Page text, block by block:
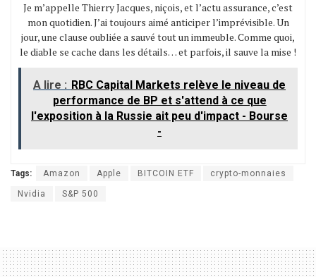
Je m’appelle Thierry Jacques, niçois, et l’actu assurance, c’est
mon quotidien. J’ai toujours aimé anticiper l’imprévisible. Un
jour, une clause oubliée a sauvé tout un immeuble. Comme quoi,
le diable se cache dans les détails… et parfois, il sauve la mise !
A lire : RBC Capital Markets relève le niveau de
performance de BP et s'attend à ce que
l'exposition à la Russie ait peu d'impact - Bourse
-
Tags: Amazon Apple BITCOIN ETF crypto-monnaies
Nvidia S&P 500